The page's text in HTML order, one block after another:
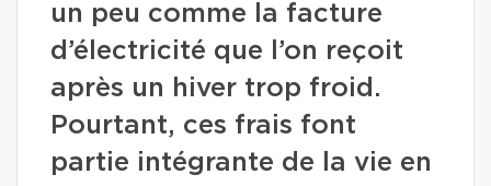
un peu comme la facture
d’électricité que l’on reçoit
après un hiver trop froid.
Pourtant, ces frais font
partie intégrante de la vie en